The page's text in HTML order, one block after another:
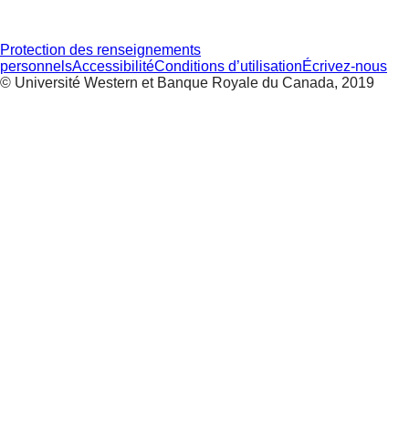
Protection des renseignements
personnelsAccessibilitéConditions d’utilisationÉcrivez-nous
© Université Western et Banque Royale du Canada, 2019